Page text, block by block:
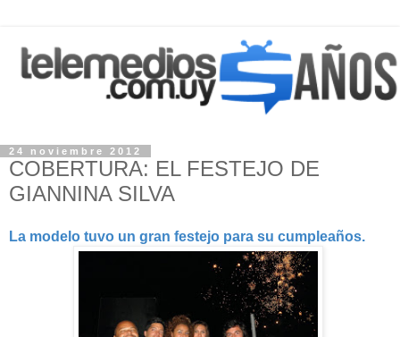
24 noviembre 2012
COBERTURA: EL FESTEJO DE
GIANNINA SILVA
La modelo tuvo un gran festejo para su cumpleaños.